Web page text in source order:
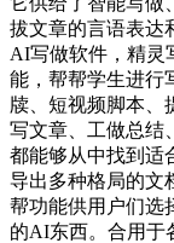
拔文章的言语表达
AI写做软件，精灵
能，帮帮学生进行
牍、短视频脚本、
写文章、工做总结
都能够从中找到适
导出多种格局的文
帮功能供用户们选
的AI东西。合用于